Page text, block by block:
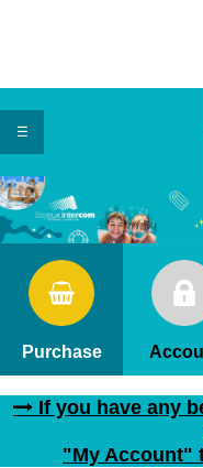
Purchase
If you have any
"My Account"